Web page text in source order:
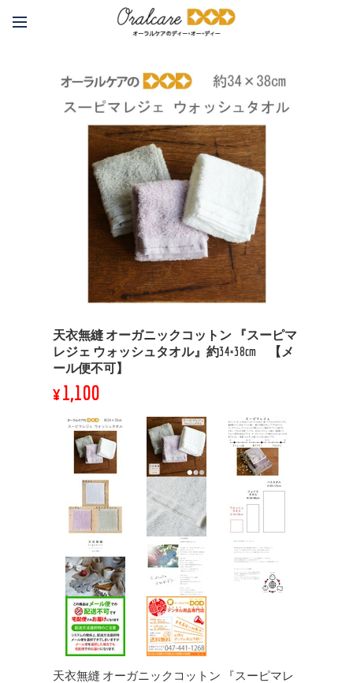
天衣無縫 オーガニックコットン 『スーピマ
レジェ ウォッシュタオル』約34×38cm 【メ
ール便不可】
¥1,100
天衣無縫 オーガニックコットン 『スーピマレ